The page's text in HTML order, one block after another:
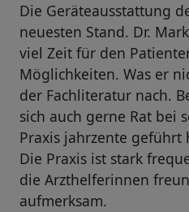
Die Geräteausstattung
neuesten Stand. Dr.
viel Zeit für den
Möglichkeiten. Was er
der Fachliteratur nach.
sich auch gerne Rat bei
Praxis jahrzente geführt
Die Praxis ist stark
die Arzthelferinnen
aufmerksam.